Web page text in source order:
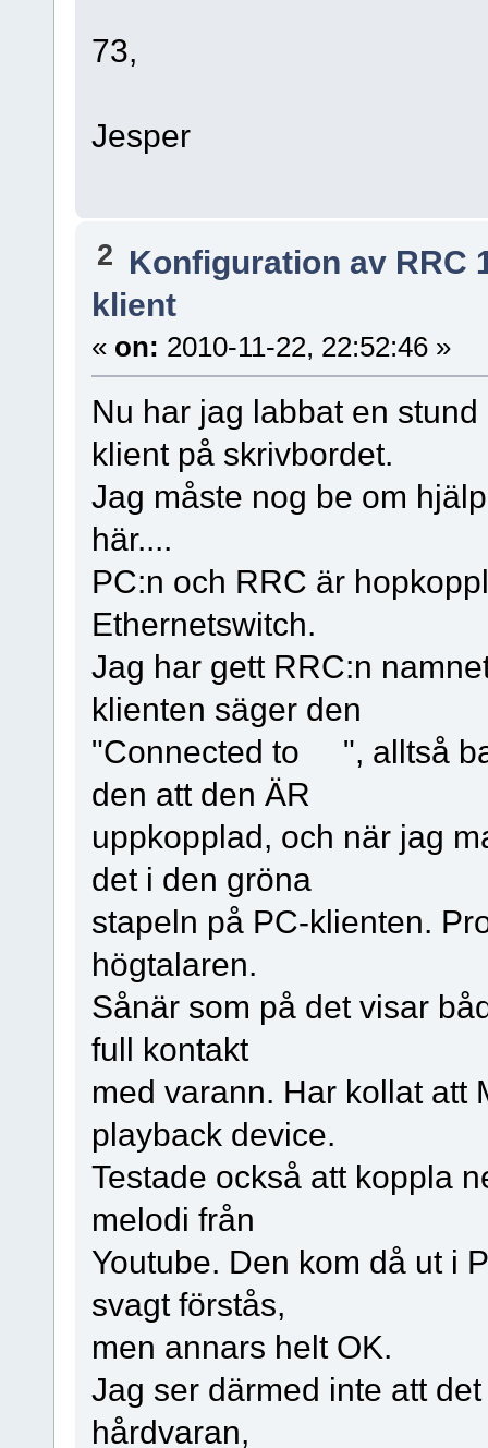
73,
Jesper
2 Konfiguration av RRC
klient
« on: 2010-11-22, 22:52:46 »
Nu har jag labbat en
klient på skrivbordet.
Jag måste nog be om
här....
PC:n och RRC är
Ethernetswitch.
Jag har gett RRC:n
klienten säger den
"Connected to ", alltså
den att den ÄR
uppkopplad, och när jag
det i den gröna
stapeln på PC-klienten.
högtalaren.
Sånär som på det visar
full kontakt
med varann. Har kollat att
playback device.
Testade också att koppla
melodi från
Youtube. Den kom då ut i
svagt förstås,
men annars helt OK.
Jag ser därmed inte att
hårdvaran,